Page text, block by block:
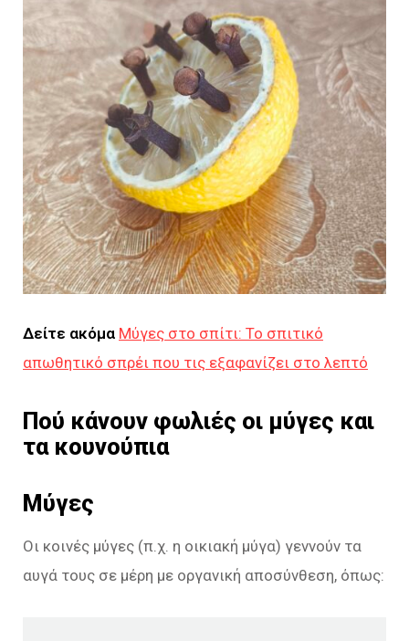
Δείτε ακόμα Μύγες στο σπίτι: Το σπιτικό
απωθητικό σπρέι που τις εξαφανίζει στο λεπτό
Πού κάνουν φωλιές οι μύγες και
τα κουνούπια
Μύγες
Οι κοινές μύγες (π.χ. η οικιακή μύγα) γεννούν τα
αυγά τους σε μέρη με οργανική αποσύνθεση, όπως: